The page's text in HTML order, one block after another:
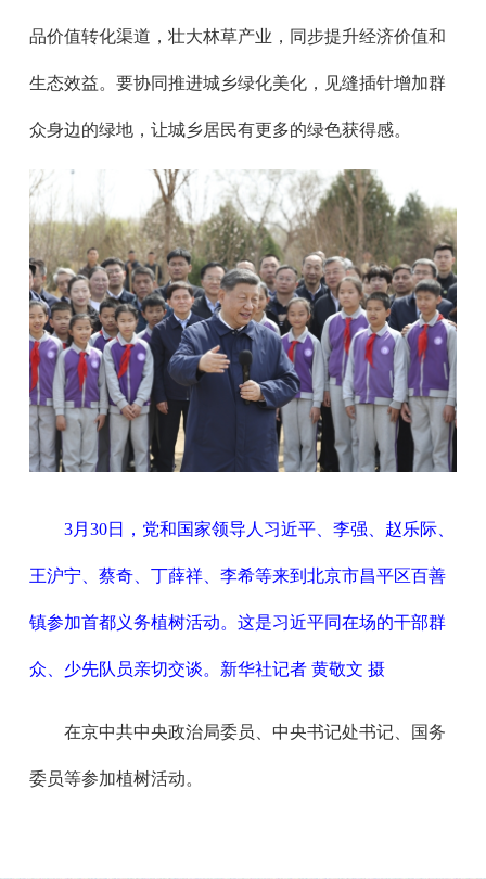
品价值转化渠道，壮大林草产业，同步提升经济价值和
生态效益。要协同推进城乡绿化美化，见缝插针增加群
众身边的绿地，让城乡居民有更多的绿色获得感。
3月30日，党和国家领导人习近平、李强、赵乐际、
王沪宁、蔡奇、丁薛祥、李希等来到北京市昌平区百善
镇参加首都义务植树活动。这是习近平同在场的干部群
众、少先队员亲切交谈。新华社记者 黄敬文 摄
在京中共中央政治局委员、中央书记处书记、国务
委员等参加植树活动。